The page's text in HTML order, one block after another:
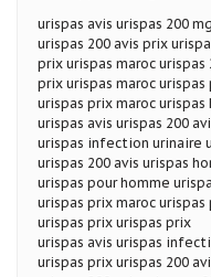
urispas avis urispas 200
urispas 200 avis prix
prix urispas maroc urispas
prix urispas maroc urispas
urispas prix maroc urispas
urispas avis urispas 200
urispas infection urinaire
urispas 200 avis urispas
urispas pour homme
urispas prix maroc urispas
urispas prix urispas prix
urispas avis urispas
urispas prix urispas 200